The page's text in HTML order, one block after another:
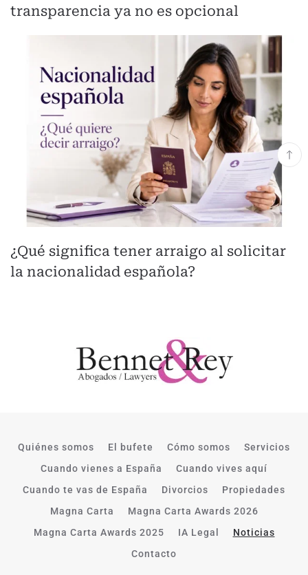
transparencia ya no es opcional
¿Qué significa tener arraigo al solicitar
la nacionalidad española?
Quiénes somos El bufete Cómo somos
Servicios
Cuando vienes a España
Cuando vives aquí
Cuando te vas de España
Divorcios
Propiedades
Magna Carta
Magna Carta Awards 2026
Magna Carta Awards 2025
IA Legal
Noticias
Contacto